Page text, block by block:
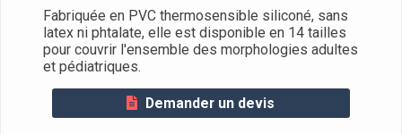
Fabriquée en PVC thermosensible siliconé, sans
latex ni phtalate, elle est disponible en 14 tailles
pour couvrir l'ensemble des morphologies adultes
et pédiatriques.
Demander un devis